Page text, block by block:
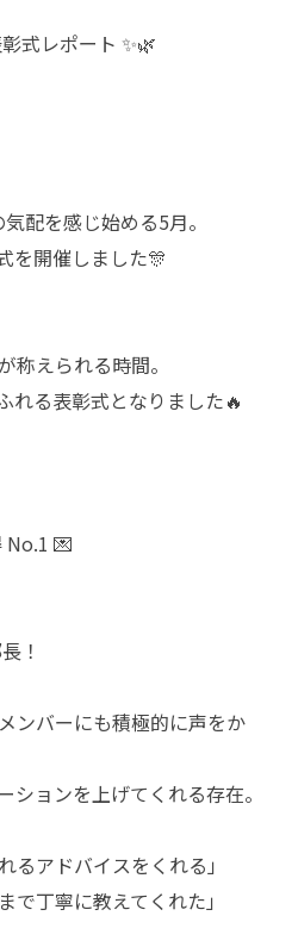
式レポート ✨🌿
配を感じ始める5月。
を開催しました🎊
称えられる時間。
れる表彰式となりました🔥
No.1 💌
！
ンバーにも積極的に声をか
ションを上げてくれる存在。
るアドバイスをくれる」
で丁寧に教えてくれた」